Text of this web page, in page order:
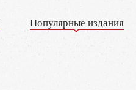
Популярные издания